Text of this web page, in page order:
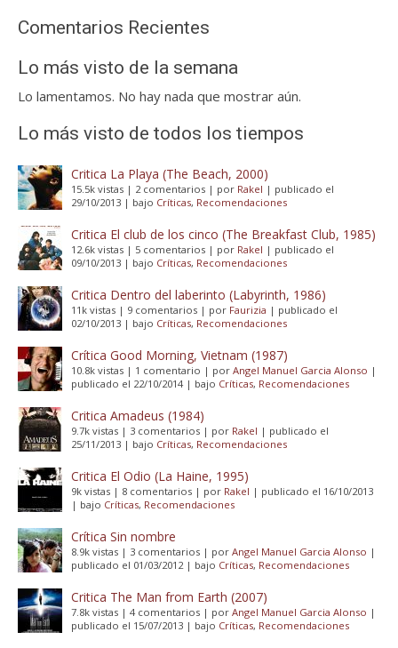
Comentarios Recientes
Lo más visto de la semana
Lo lamentamos. No hay nada que mostrar aún.
Lo más visto de todos los tiempos
Critica La Playa (The Beach, 2000)
15.5k vistas | 2 comentarios | por Rakel | publicado el
29/10/2013 | bajo Críticas, Recomendaciones
Critica El club de los cinco (The Breakfast Club, 1985)
12.6k vistas | 5 comentarios | por Rakel | publicado el
09/10/2013 | bajo Críticas, Recomendaciones
Critica Dentro del laberinto (Labyrinth, 1986)
11k vistas | 9 comentarios | por Faurizia | publicado el
02/10/2013 | bajo Críticas, Recomendaciones
Crítica Good Morning, Vietnam (1987)
10.8k vistas | 1 comentario | por Angel Manuel Garcia Alonso |
publicado el 22/10/2014| bajo Críticas, Recomendaciones
Critica Amadeus (1984)
9.7k vistas | 3 comentarios | por Rakel | publicado el
25/11/2013 | bajo Críticas, Recomendaciones
Critica El Odio (La Haine, 1995)
9k vistas | 8 comentarios | por Rakel | publicado el 16/10/2013
| bajo Críticas, Recomendaciones
Crítica Sin nombre
8.9k vistas | 3 comentarios | por Angel Manuel Garcia Alonso |
publicado el 01/03/2012| bajo Críticas, Recomendaciones
Critica The Man from Earth (2007)
7.8k vistas | 4 comentarios | por Angel Manuel Garcia Alonso |
publicado el 15/07/2013 | bajo Críticas, Recomendaciones